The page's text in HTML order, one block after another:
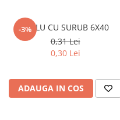
Sârmă zincată
Elemente de placare
Accesorii gips carton
Plăci OSB
Elemente de zidărie
-3%
DIBLU CU SURUB 6X40
0,31 Lei
0,30 Lei
ADAUGA IN COS